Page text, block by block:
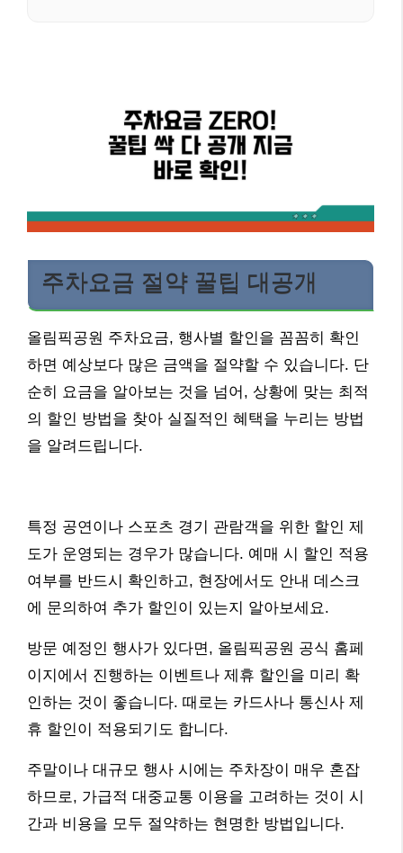
주차요금 절약 꿀팁 대공개
올림픽공원 주차요금, 행사별 할인을 꼼꼼히 확인
하면 예상보다 많은 금액을 절약할 수 있습니다. 단
순히 요금을 알아보는 것을 넘어, 상황에 맞는 최적
의 할인 방법을 찾아 실질적인 혜택을 누리는 방법
을 알려드립니다.
특정 공연이나 스포츠 경기 관람객을 위한 할인 제
도가 운영되는 경우가 많습니다. 예매 시 할인 적용
여부를 반드시 확인하고, 현장에서도 안내 데스크
에 문의하여 추가 할인이 있는지 알아보세요.
방문 예정인 행사가 있다면, 올림픽공원 공식 홈페
이지에서 진행하는 이벤트나 제휴 할인을 미리 확
인하는 것이 좋습니다. 때로는 카드사나 통신사 제
휴 할인이 적용되기도 합니다.
주말이나 대규모 행사 시에는 주차장이 매우 혼잡
하므로, 가급적 대중교통 이용을 고려하는 것이 시
간과 비용을 모두 절약하는 현명한 방법입니다.